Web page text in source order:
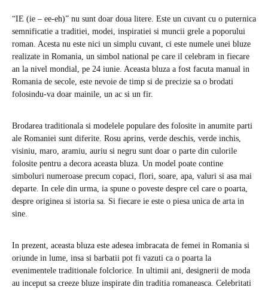
“IE (ie – ee-eh)” nu sunt doar doua litere. Este un cuvant cu o puternica
semnificatie a traditiei, modei, inspiratiei si muncii grele a poporului
roman. Acesta nu este nici un simplu cuvant, ci este numele unei bluze
realizate in Romania, un simbol national pe care il celebram in fiecare
an la nivel mondial, pe 24 iunie. Aceasta bluza a fost facuta manual in
Romania de secole, este nevoie de timp si de precizie sa o brodati
folosindu-va doar mainile, un ac si un fir.
Brodarea traditionala si modelele populare des folosite in anumite parti
ale Romaniei sunt diferite. Rosu aprins, verde deschis, verde inchis,
visiniu, maro, aramiu, auriu si negru sunt doar o parte din culorile
folosite pentru a decora aceasta bluza. Un model poate contine
simboluri numeroase precum copaci, flori, soare, apa, valuri si asa mai
departe. In cele din urma, ia spune o poveste despre cel care o poarta,
despre originea si istoria sa. Si fiecare ie este o piesa unica de arta in
sine.
In prezent, aceasta bluza este adesea imbracata de femei in Romania si
oriunde in lume, insa si barbatii pot fi vazuti ca o poarta la
evenimentele traditionale folclorice. In ultimii ani, designerii de moda
au inceput sa creeze bluze inspirate din traditia romaneasca. Celebritati